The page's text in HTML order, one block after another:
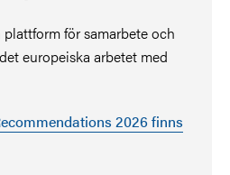
plattform för samarbete och
europeiska arbetet med
2026 finns